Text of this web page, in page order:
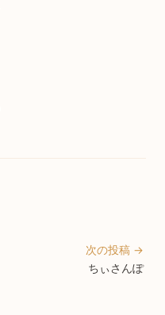
次の投稿 →
ちぃさんぽ